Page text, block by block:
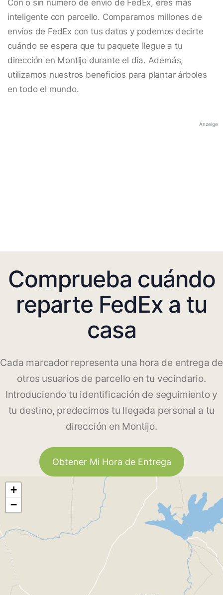
Con o sin número de envío de FedEx, eres más
inteligente con parcello. Comparamos millones de
envíos de FedEx con tus datos y podemos decirte
cuándo se espera que tu paquete llegue a tu
dirección en Montijo durante el día. Además,
utilizamos nuestros beneficios para plantar árboles
en todo el mundo.
Anzeige
Comprueba cuándo
reparte FedEx a tu
casa
Cada marcador representa una hora de entrega de
otros usuarios de parcello en tu vecindario.
Introduciendo tu identificación de seguimiento y
tu destino, predecimos tu llegada personal a tu
dirección en Montijo.
Obtener Mi Hora de Entrega
+
−